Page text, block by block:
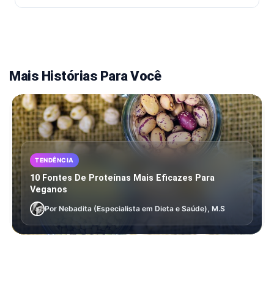
Mais Histórias Para Você
TENDÊNCIA
10 Fontes De Proteínas Mais Eficazes Para
Veganos
Por Nebadita (Especialista em Dieta e Saúde), M.S